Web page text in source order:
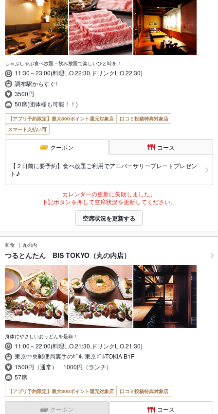
しゃぶしゃぶ食べ放題・飲み放題で楽しいひと時を！
11:30～23:00(料理L.O.22:30,ドリンクL.O.22:30)
調布駅からすぐ!
3500円
50席(団体様も可能！！)
【アプリ予約限定】最大800ポイント還元対象店
口コミ投稿特典対象店
スマート支払い可
クーポン コース
【２日前に要予約】食べ放題ご利用でアニバーサリープレートプレゼン
ト♪
カレンダーの更新に失敗しました。
下記ボタンを押して空席状況を更新してください。
空席状況を更新する
和食 丸の内
つるとんたん BIS TOKYO（丸の内店）
身体にやさしいおうどんを是非！
11:00～22:00(料理L.O.21:30,ドリンクL.O.21:30)
東京中央郵便局裏手のﾋﾞﾙ､東京ﾋﾞﾙTOKIA B1F
1500円（通常） 1000円（ランチ）
57席
【アプリ予約限定】最大800ポイント還元対象店 口コミ投稿特典対象店
クーポン コース